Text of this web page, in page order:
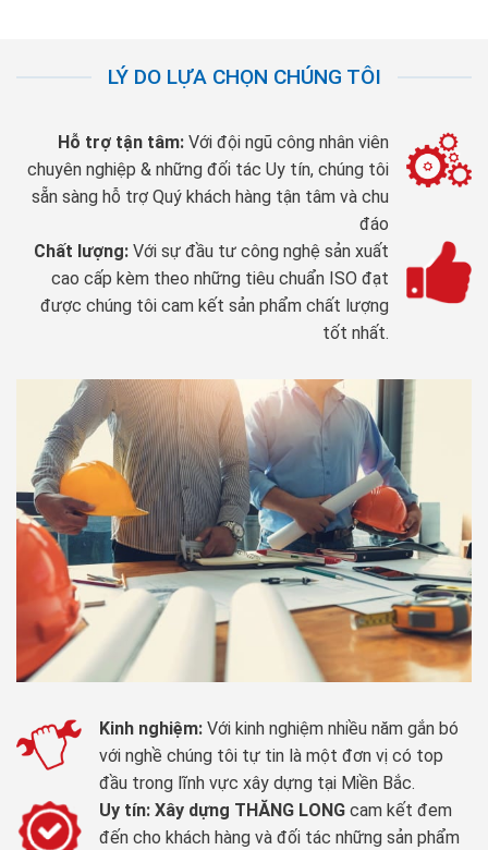
LÝ DO LỰA CHỌN CHÚNG TÔI
Hỗ trợ tận tâm: Với đội ngũ công nhân viên
chuyên nghiệp & những đối tác Uy tín, chúng tôi
sẵn sàng hỗ trợ Quý khách hàng tận tâm và chu
đáo
Chất lượng: Với sự đầu tư công nghệ sản xuất
cao cấp kèm theo những tiêu chuẩn ISO đạt
được chúng tôi cam kết sản phẩm chất lượng
tốt nhất.
Kinh nghiệm: Với kinh nghiệm nhiều năm gắn bó
với nghề chúng tôi tự tin là một đơn vị có top
đầu trong lĩnh vực xây dựng tại Miền Bắc.
Uy tín: Xây dựng THĂNG LONG cam kết đem
đến cho khách hàng và đối tác những sản phẩm